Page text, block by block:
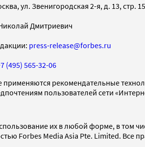
ул. Звенигородская 2-я, д. 13, стр.
Дмитриевич
press-release@forbes.ru
(495) 565-32-06
рекомендательные
пользователей сети
их в любой форме, в том
Forbes Media Asia Pte. Limited. Все